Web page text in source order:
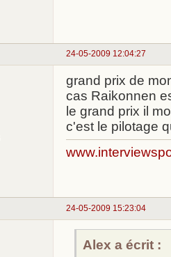
24-05-2009 12:04:27
grand prix de
cas Raikonnen
le grand prix il
c'est le pilotage
24-05-2009 15:23:04
Alex a écrit :